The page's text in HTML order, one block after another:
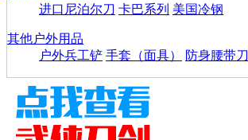
进口尼泊尔刀 卡巴系列 美国冷钢
其他户外用品
户外兵工铲 手套（面具） 防身腰带刀